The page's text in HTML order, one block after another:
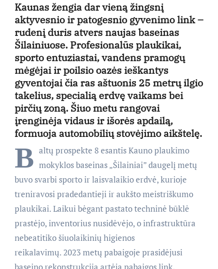
Kaunas žengia dar vieną žingsnį
aktyvesnio ir patogesnio gyvenimo link –
rudenį duris atvers naujas baseinas
Šilainiuose. Profesionalūs plaukikai,
sporto entuziastai, vandens pramogų
mėgėjai ir poilsio oazės ieškantys
gyventojai čia ras aštuonis 25 metrų ilgio
takelius, specialią erdvę vaikams bei
pirčių zoną. Šiuo metu rangovai
įrenginėja vidaus ir išorės apdailą,
formuoja automobilių stovėjimo aikštelę.
B altų prospekte 8 esantis Kauno plaukimo
mokyklos baseinas „Šilainiai” daugelį metų
buvo svarbi sporto ir laisvalaikio erdvė, kurioje
treniravosi pradedantieji ir aukšto meistriškumo
plaukikai. Laikui bėgant pastato techninė būklė
prastėjo, inventorius nusidėvėjo, o infrastruktūra
nebeatitiko šiuolaikinių higienos
reikalavimų. 2023 metų pabaigoje prasidėjusi
baseino rekonstrukcija artėja pabaigos link.